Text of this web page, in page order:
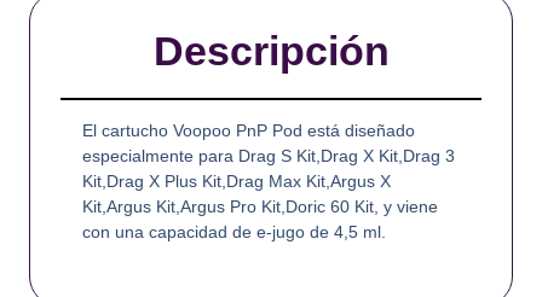
Descripción
El cartucho Voopoo PnP Pod está diseñado
especialmente para Drag S Kit,Drag X Kit,Drag 3
Kit,Drag X Plus Kit,Drag Max Kit,Argus X
Kit,Argus Kit,Argus Pro Kit,Doric 60 Kit, y viene
con una capacidad de e-jugo de 4,5 ml.